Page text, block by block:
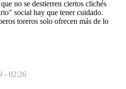
no se destierren ciertos clichés
social hay que tener cuidado.
toreros solo ofrecen más de lo
- 02:26